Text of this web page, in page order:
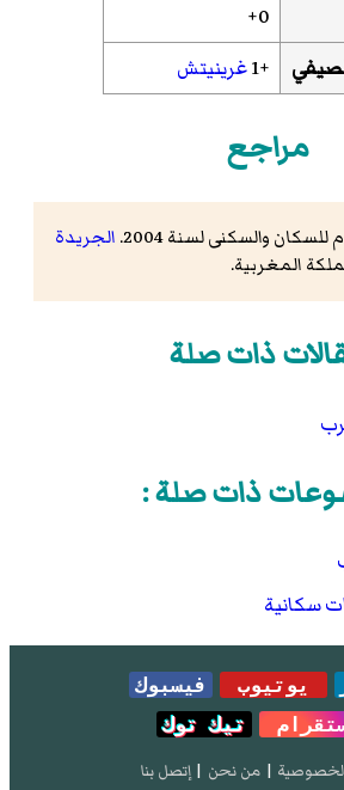
0+
+1 غرينيتش
مراجع
والسكنى لسنة 2004.
الجريدة
المغربية.
ذات صلة
ذات صلة :
سكانية
يوتيوب
فيسبوك
تيك توك
| من نحن | إتصل بنا